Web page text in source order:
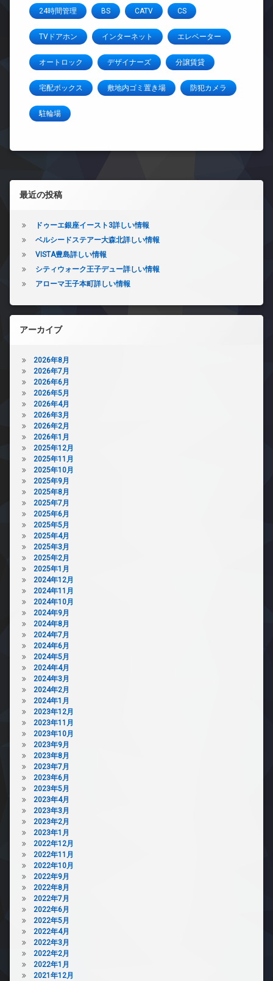
24時間管理 BS CATV CS
TVドアホン インターネット エレベーター
オートロック デザイナーズ 分譲賃貸
宅配ボックス 敷地内ゴミ置き場 防犯カメラ
駐輪場
左サイドバー
最近の投稿
ドゥーエ銀座イースト3詳しい情報
ベルシードステアー大森北詳しい情報
VISTA豊島詳しい情報
シティウォーク王子デュー詳しい情報
アローマ王子本町詳しい情報
アーカイブ
2026年8月
2026年7月
2026年6月
2026年5月
2026年4月
2026年3月
2026年2月
2026年1月
2025年12月
2025年11月
2025年10月
2025年9月
2025年8月
2025年7月
2025年6月
2025年5月
2025年4月
2025年3月
2025年2月
2025年1月
2024年12月
2024年11月
2024年10月
2024年9月
2024年8月
2024年7月
2024年6月
2024年5月
2024年4月
2024年3月
2024年2月
2024年1月
2023年12月
2023年11月
2023年10月
2023年9月
2023年8月
2023年7月
2023年6月
2023年5月
2023年4月
2023年3月
2023年2月
2023年1月
2022年12月
2022年11月
2022年10月
2022年9月
2022年8月
2022年7月
2022年6月
2022年5月
2022年4月
2022年3月
2022年2月
2022年1月
2021年12月